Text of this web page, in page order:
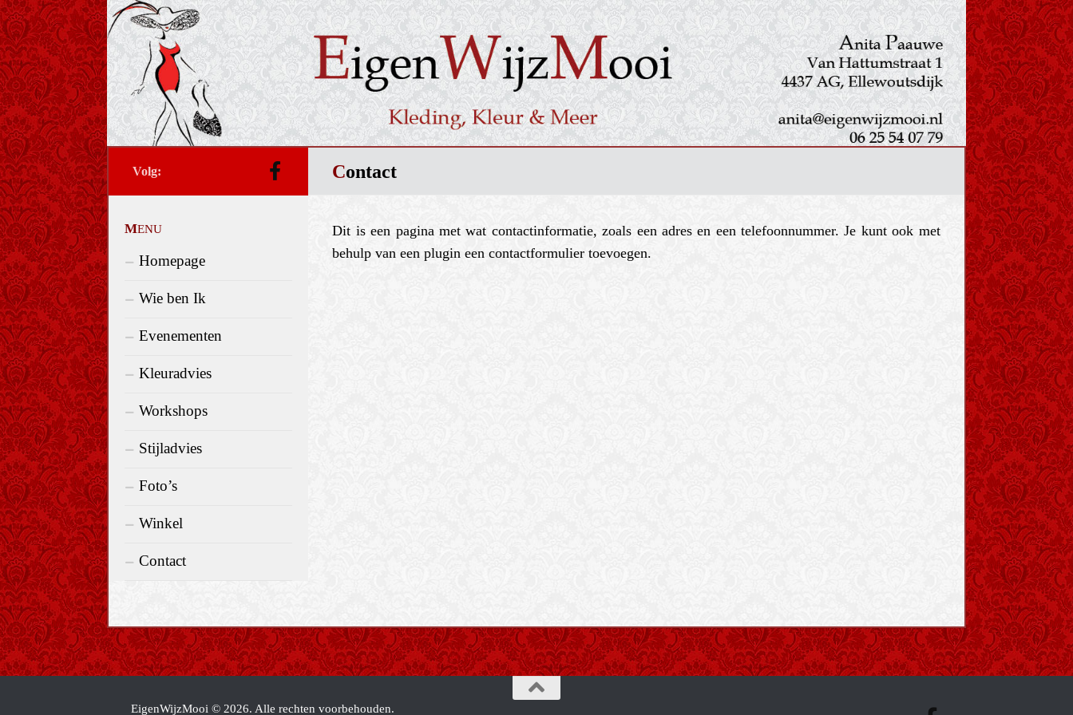
Doorgaan naar inhoud
contact
Dit is een pagina met wat contactinformatie, zoals een adres en een telefoonnummer. Je kunt ook met
behulp van een plugin een contactformulier toevoegen.
volg:
MENU
Homepage
Wie ben Ik
Evenementen
Kleuradvies
Workshops
Stijladvies
Foto’s
Winkel
Contact
EigenWijzMooi © 2026. Alle rechten voorbehouden.